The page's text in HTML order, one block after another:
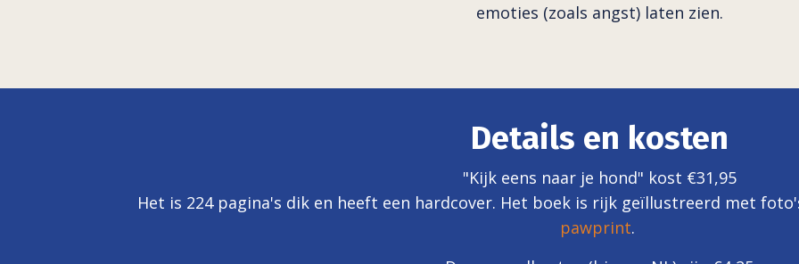
emoties (zoals angst) laten zien.
Details en kosten
"Kijk eens naar je hond" kost €31,95
Het is 224 pagina's dik en heeft een hardcover. Het boek is rijk geïllustreerd met
pawprint.